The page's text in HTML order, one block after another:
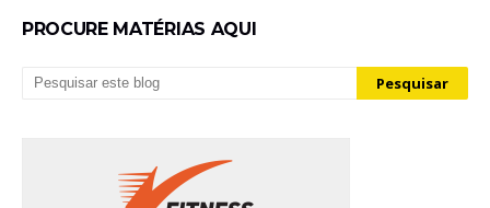
PROCURE MATÉRIAS AQUI